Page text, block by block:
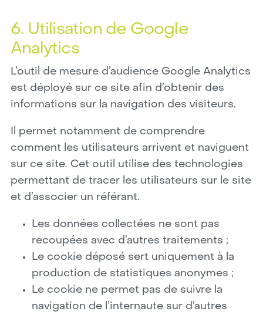
6. Utilisation de Google
Analytics
L’outil de mesure d’audience Google Analytics
est déployé sur ce site afin d’obtenir des
informations sur la navigation des visiteurs.
Il permet notamment de comprendre
comment les utilisateurs arrivent et naviguent
sur ce site. Cet outil utilise des technologies
permettant de tracer les utilisateurs sur le site
et d’associer un référant.
Les données collectées ne sont pas
recoupées avec d’autres traitements ;
Le cookie déposé sert uniquement à la
production de statistiques anonymes ;
Le cookie ne permet pas de suivre la
navigation de l’internaute sur d’autres